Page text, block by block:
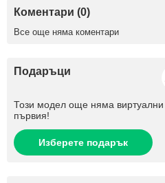
Коментари (0)
Все още няма коментари
Подаръци
Този модел още няма
първия!
Изберете подарък